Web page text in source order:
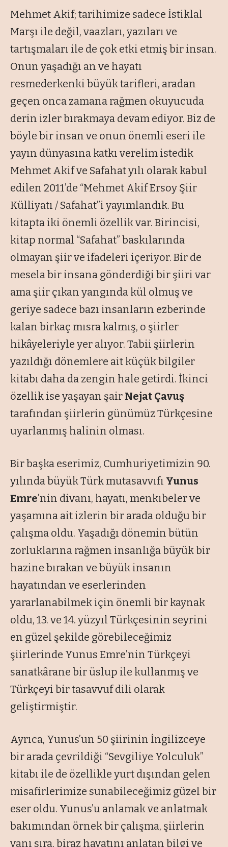
Mehmet Akif; tarihimize sadece İstiklal
Marşı ile değil, vaazları, yazıları ve
tartışmaları ile de çok etki etmiş bir insan.
Onun yaşadığı an ve hayatı
resmederkenki büyük tarifleri, aradan
geçen onca zamana rağmen okuyucuda
derin izler bırakmaya devam ediyor. Biz de
böyle bir insan ve onun önemli eseri ile
yayın dünyasına katkı verelim istedik
Mehmet Akif ve Safahat yılı olarak kabul
edilen 2011’de “Mehmet Akif Ersoy Şiir
Külliyatı / Safahat”i yayımlandık. Bu
kitapta iki önemli özellik var. Birincisi,
kitap normal “Safahat” baskılarında
olmayan şiir ve ifadeleri içeriyor. Bir de
mesela bir insana gönderdiği bir şiiri var
ama şiir çıkan yangında kül olmuş ve
geriye sadece bazı insanların ezberinde
kalan birkaç mısra kalmış, o şiirler
hikâyeleriyle yer alıyor. Tabii şiirlerin
yazıldığı dönemlere ait küçük bilgiler
kitabı daha da zengin hale getirdi. İkinci
özellik ise yaşayan şair Nejat Çavuş
tarafından şiirlerin günümüz Türkçesine
uyarlanmış halinin olması.
Bir başka eserimiz, Cumhuriyetimizin 90.
yılında büyük Türk mutasavvıfı Yunus
Emre’nin divanı, hayatı, menkıbeler ve
yaşamına ait izlerin bir arada olduğu bir
çalışma oldu. Yaşadığı dönemin bütün
zorluklarına rağmen insanlığa büyük bir
hazine bırakan ve büyük insanın
hayatından ve eserlerinden
yararlanabilmek için önemli bir kaynak
oldu, 13. ve 14. yüzyıl Türkçesinin seyrini
en güzel şekilde görebileceğimiz
şiirlerinde Yunus Emre’nin Türkçeyi
sanatkârane bir üslup ile kullanmış ve
Türkçeyi bir tasavvuf dili olarak
geliştirmiştir.
Ayrıca, Yunus’un 50 şiirinin İngilizceye
bir arada çevrildiği “Sevgiliye Yolculuk”
kitabı ile de özellikle yurt dışından gelen
misafirlerimize sunabileceğimiz güzel bir
eser oldu. Yunus’u anlamak ve anlatmak
bakımından örnek bir çalışma, şiirlerin
yanı sıra, biraz hayatını anlatan bilgi ve